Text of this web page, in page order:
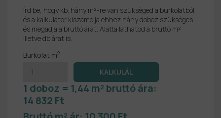
Írd be, hogy kb. hány m²-re van szükséged a burkolatból
és a kalkulátor kiszámolja ehhez hány doboz szükséges
és megadja a bruttó árat. Alatta láthatod a bruttó m²
illetve db árat is.
Burkolat m2
1 doboz = 1,44 m² bruttó ára:
14 832 Ft